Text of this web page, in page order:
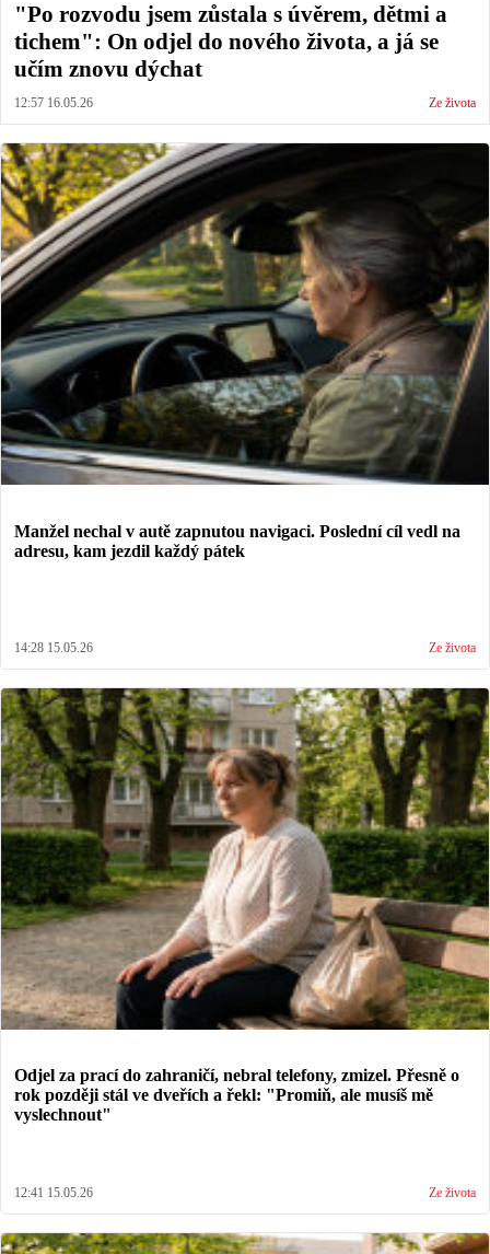
"Po rozvodu jsem zůstala s úvěrem, dětmi a
tichem": On odjel do nového života, a já se
učím znovu dýchat
12:57 16.05.26 Ze života
Manžel nechal v autě zapnutou navigaci. Poslední cíl vedl na
adresu, kam jezdil každý pátek
14:28 15.05.26 Ze života
Odjel za prací do zahraničí, nebral telefony, zmizel. Přesně o
rok později stál ve dveřích a řekl: "Promiň, ale musíš mě
vyslechnout"
12:41 15.05.26 Ze života